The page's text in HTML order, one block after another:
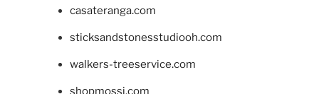
casateranga.com
sticksandstonesstudiooh.com
walkers-treeservice.com
shopmossi.com